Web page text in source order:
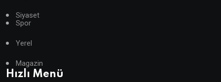
Siyaset
Spor
Yerel
Magazin
Hızlı Menü